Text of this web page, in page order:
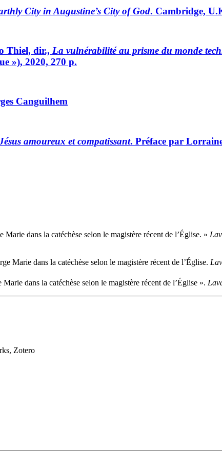
City in Augustine’s City of God. Cambridge,
Thiel, dir., La vulnérabilité au prisme du monde
»), 2020, 270 p.
Canguilhem
amoureux et compatissant. Préface par
dans la catéchèse selon le magistère récent de l’Église. »
Marie dans la catéchèse selon le magistère récent de l’Église.
dans la catéchèse selon le magistère récent de l’Église ».
Zotero